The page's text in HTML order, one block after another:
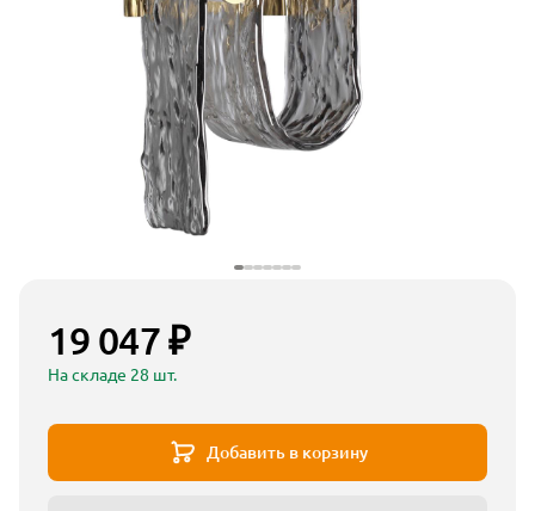
19 047 ₽
На складе 28 шт.
Добавить в корзину